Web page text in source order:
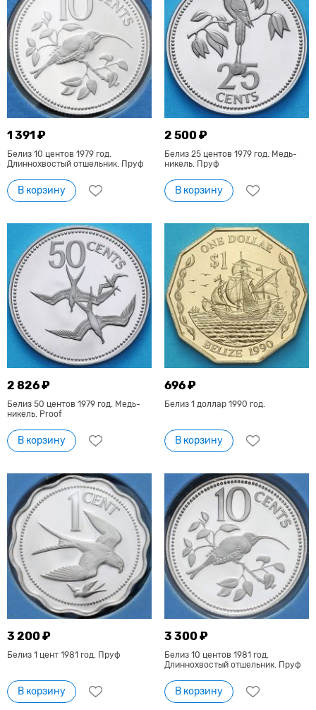
1 391 ₽
Белиз 10 центов 1979 год.
Длиннохвостый отшельник. Пруф
В корзину
2 500 ₽
Белиз 25 центов 1979 год. Медь-
никель. Пруф
В корзину
2 826 ₽
Белиз 50 центов 1979 год. Медь-
никель. Proof
В корзину
696 ₽
Белиз 1 доллар 1990 год.
В корзину
3 200 ₽
Белиз 1 цент 1981 год. Пруф
В корзину
3 300 ₽
Белиз 10 центов 1981 год.
Длиннохвостый отшельник. Пруф
В корзину